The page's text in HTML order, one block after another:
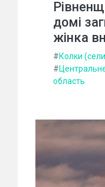
домі
жінка
#Колки
#
область